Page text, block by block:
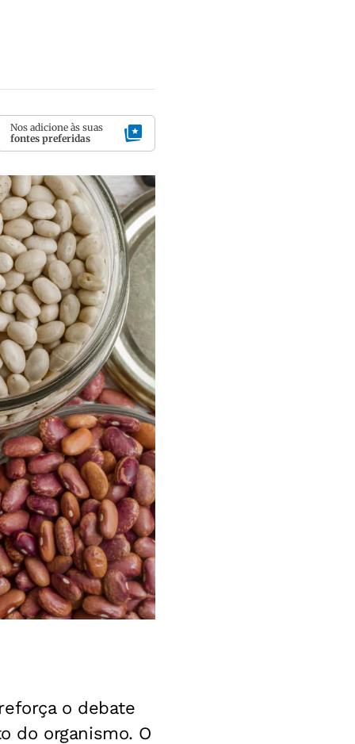
Nos adicione às suas
fontes preferidas
o debate
do organismo. O